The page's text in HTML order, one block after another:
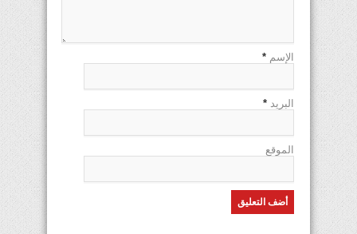
الإسم *
البريد *
الموقع